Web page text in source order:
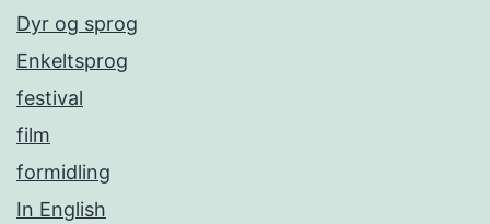
Dyr og sprog
Enkeltsprog
festival
film
formidling
In English